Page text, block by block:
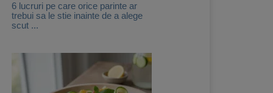
6 lucruri pe care orice parinte ar
trebui sa le stie inainte de a alege
scut ...